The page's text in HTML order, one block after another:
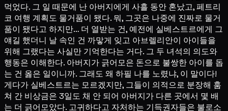
먹었다. 그 일 때문에 난 아버지에게 사흘 동안 혼났고, 페트리
코 여행 계획도 물거품이 됐다. 뭐, 그곳은 나중에 진짜로 물거
품이 됐다고 하지만… 더 열받는 건, 예전에 실베스트르에게 그
얘길 했더니 날 속인 건 까맣게 잊고 아브렐리안이 아이들을
위해 그랬다는 사실만 기억한다는 거다. 그 두 녀석의 의도와
행동은 이해한다. 아버지가 긁어모은 돈으로 불쌍한 아이를 돕
는 건 옳은 일이니까. 그래도 왜 하필 나를 노렸냐, 이 말이다!
게다가 실베스트르는 모르겠지만, 그들이 의적으로 분장해 훔
쳐 간 비상금은 3일도 채 안 되어 아버지가 다른 곳에서 몇 배
는 더 긁어모았다. 고귀하다고 자처하는 기득권자들은 불로소